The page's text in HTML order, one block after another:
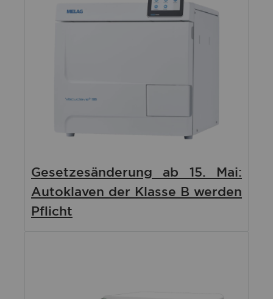
Gesetzesänderung ab 15. Mai:
Autoklaven der Klasse B werden
Pflicht